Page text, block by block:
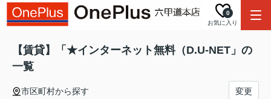
お気に入り
0
【賃貸】「★インターネット無料（D.U-NET」の
一覧
市区町村から探す 変更